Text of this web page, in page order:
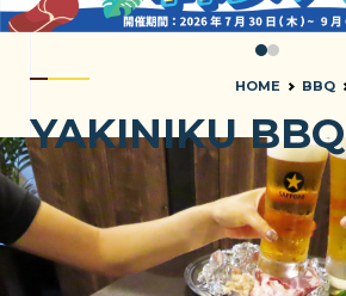
HOME BBQ
YAKINIKU BBQ